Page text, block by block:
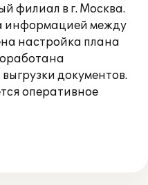
филиал в г. Москва.
информацией между
настройка плана
документов.
оперативное